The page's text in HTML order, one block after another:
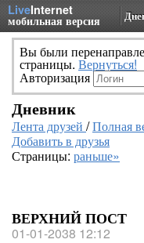
LiveInternet
мобильная версия
Вы были
страницы. Вернуться!
Авторизация
Дневник
Лента друзей /Полная
Добавить в друзья
Страницы: раньше»
ВЕРХНИЙ ПОСТ
01-01-2038 12:12